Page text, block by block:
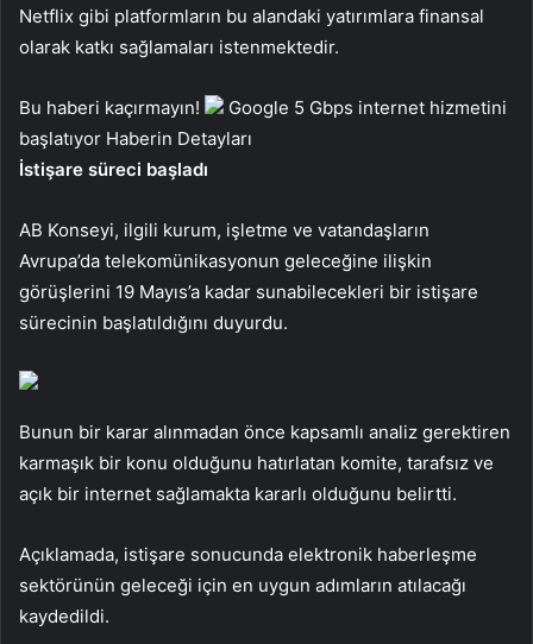
Netflix gibi platformların bu alandaki yatırımlara finansal
olarak katkı sağlamaları istenmektedir.
Bu haberi kaçırmayın!
Google 5 Gbps internet hizmetini
başlatıyor Haberin Detayları
İstişare süreci başladı
AB Konseyi, ilgili kurum, işletme ve vatandaşların
Avrupa’da telekomünikasyonun geleceğine ilişkin
görüşlerini 19 Mayıs’a kadar sunabilecekleri bir istişare
sürecinin başlatıldığını duyurdu.
Bunun bir karar alınmadan önce kapsamlı analiz gerektiren
karmaşık bir konu olduğunu hatırlatan komite, tarafsız ve
açık bir internet sağlamakta kararlı olduğunu belirtti.
Açıklamada, istişare sonucunda elektronik haberleşme
sektörünün geleceği için en uygun adımların atılacağı
kaydedildi.